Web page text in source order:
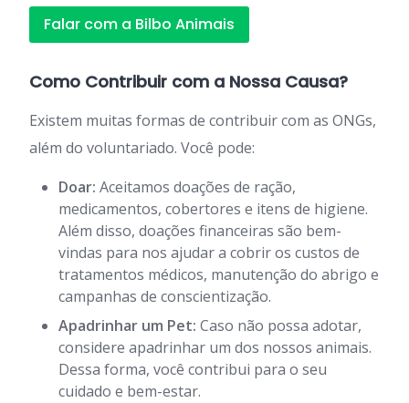
Falar com a Bilbo Animais
Como Contribuir com a Nossa Causa?
Existem muitas formas de contribuir com as ONGs,
além do voluntariado. Você pode:
Doar: Aceitamos doações de ração,
medicamentos, cobertores e itens de higiene.
Além disso, doações financeiras são bem-
vindas para nos ajudar a cobrir os custos de
tratamentos médicos, manutenção do abrigo e
campanhas de conscientização.
Apadrinhar um Pet: Caso não possa adotar,
considere apadrinhar um dos nossos animais.
Dessa forma, você contribui para o seu
cuidado e bem-estar.